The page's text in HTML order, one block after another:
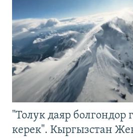
"Толук даяр
керек". Кыргызстан